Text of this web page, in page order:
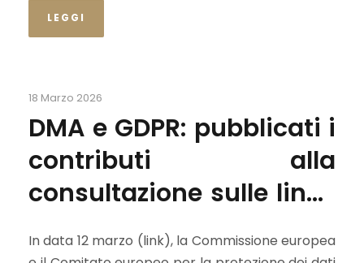
LEGGI
18 Marzo 2026
DMA e GDPR: pubblicati i
contributi alla
consultazione sulle linee
guida congiunte
In data 12 marzo (link), la Commissione europea